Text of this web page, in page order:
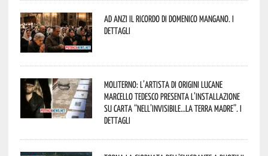
Ad Anzi il ricordo di Domenico Mangano. I
dettagli
Moliterno: l’artista di origini lucane
Marcello Tedesco presenta l’installazione
su carta “Nell’invisibile…la terra madre”. I
dettagli